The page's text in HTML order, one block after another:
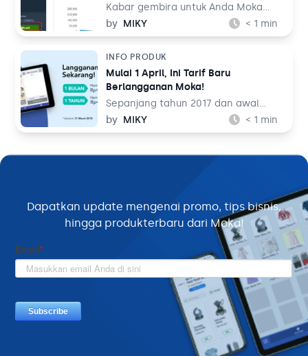
Kabar gembira untuk Anda Moka
Merchant! MokaPOS kini telah
meluncurkan fitur Live Chat di Back-
dengan Tim Support dan Sales Moka.
by MIKY < 1 min
INFO PRODUK
Mulai 1 April, Ini Tarif Baru
Berlangganan Moka!
Sepanjang tahun 2017 dan awal
tahun 2018, MokaPOS tidak henti-
hentinya menghadirkan
peningkatan aplikasi untuk semakin
by MIKY < 1 min
Dapatkan update mengenai promo, tips bisnis,
hingga produkterbaru dari Moka!